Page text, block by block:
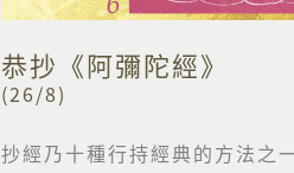
恭抄《阿彌陀經》
(26/8)
抄經乃十種行持經典的方法之